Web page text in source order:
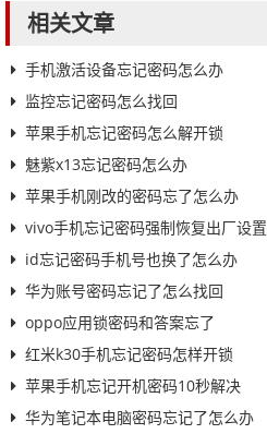
相关文章
手机激活设备忘记密码怎么办
监控忘记密码怎么找回
苹果手机忘记密码怎么解开锁
魅紫x13忘记密码怎么办
苹果手机刚改的密码忘了怎么办
vivo手机忘记密码强制恢复出厂设置
id忘记密码手机号也换了怎么办
华为账号密码忘记了怎么找回
oppo应用锁密码和答案忘了
红米k30手机忘记密码怎样开锁
苹果手机忘记开机密码10秒解决
华为笔记本电脑密码忘记了怎么办